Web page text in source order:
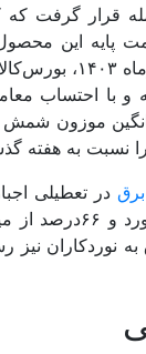
قرار گرفت
پایه این
کمترین حجم عرضه
نیز